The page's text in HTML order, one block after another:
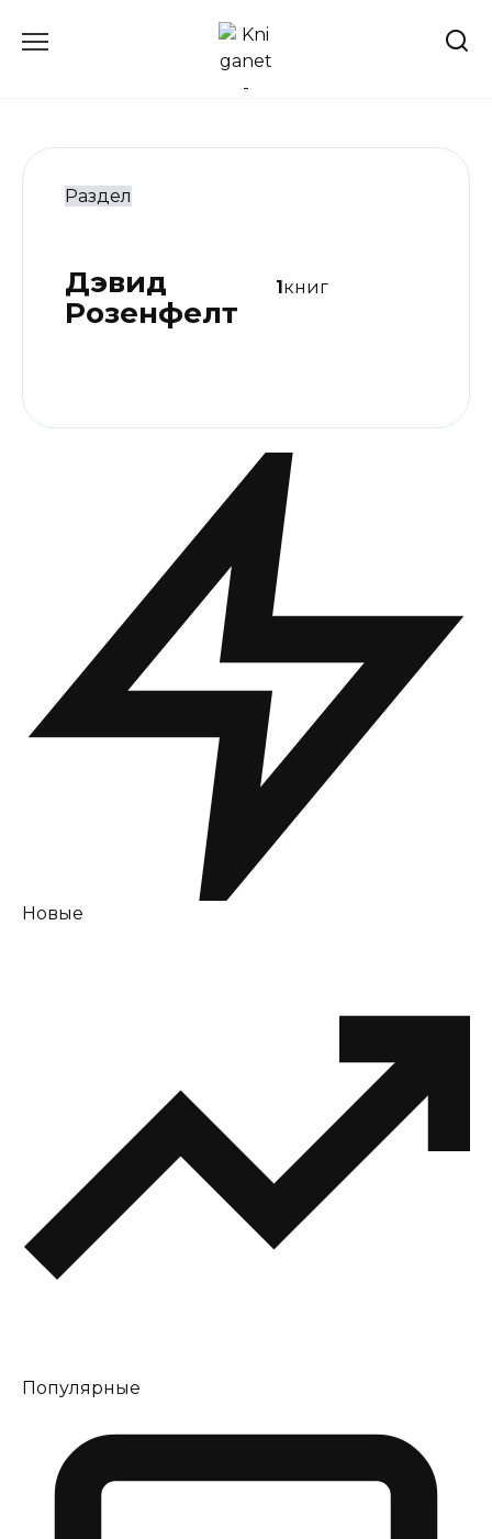
Раздел
Дэвид
Розенфелт
1книг
Новые
Популярные